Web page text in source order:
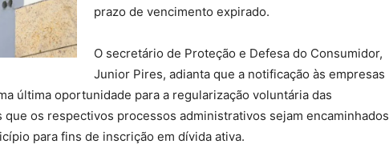
prazo de vencimento expirado.
O secretário de Proteção e Defesa do Consumidor,
Junior Pires, adianta que a notificação às empresas
última oportunidade para a regularização voluntária das
os respectivos processos administrativos sejam encaminhados
para fins de inscrição em dívida ativa.